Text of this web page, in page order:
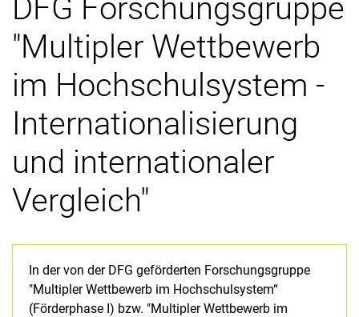
Podcast-Serie Multipler Wettbewerb im Hochschulsystem
"Multipler Wettbewerb
im Hochschulsystem -
Internationalisierung
und internationaler
Vergleich"
In der von der DFG geförderten Forschungsgruppe
"Multipler Wettbewerb im Hochschulsystem“
(Förderphase I) bzw. "Multipler Wettbewerb im